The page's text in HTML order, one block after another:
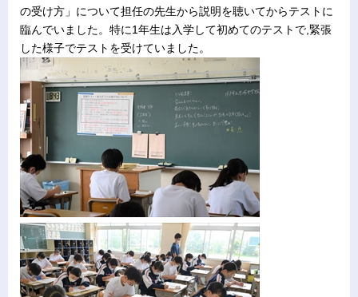
の受け方」について担任の先生から説明を聴いてからテストに
臨んでいました。特に1年生は入学して初めてのテストで,緊張
した様子でテストを受けていました。